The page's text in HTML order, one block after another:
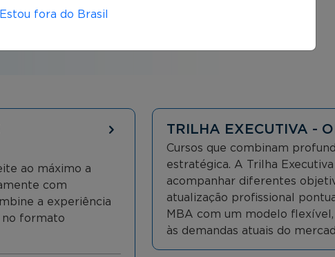
ao máximo a
com
a experiência
no formato
TRILHA EXECUTIVA -
Cursos que combinam
estratégica. A Trilha
acompanhar diferentes
atualização profissional
MBA com um modelo
às demandas atuais do
Estou fora do Brasil